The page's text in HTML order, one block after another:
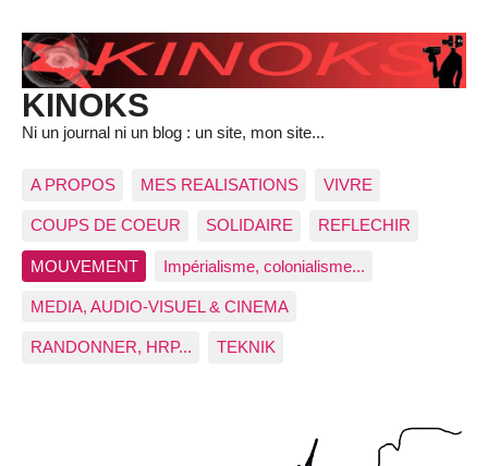
KINOKS
Ni un journal ni un blog : un site, mon site...
A PROPOS MES REALISATIONS VIVRE
COUPS DE COEUR SOLIDAIRE REFLECHIR
MOUVEMENT Impérialisme, colonialisme...
MEDIA, AUDIO-VISUEL & CINEMA
RANDONNER, HRP... TEKNIK